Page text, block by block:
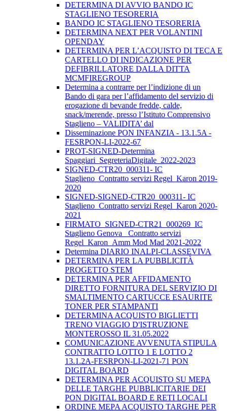
DETERMINA DI AVVIO BANDO IC
STAGLIENO TESORERIA
BANDO IC STAGLIENO TESORERIA
DETERMINA NEXT PER VOLANTINI
OPENDAY
DETERMINA PER L’ACQUISTO DI TECA E
CARTELLO DI INDICAZIONE PER
DEFIBRILLATORE DALLA DITTA
MCMFIREGROUP
Determina a contrarre per l’indizione di un
Bando di gara per l’affidamento del servizio di
erogazione di bevande fredde, calde,
snack/merende, presso l’Istituto Comprensivo
Staglieno – VALIDITA’ dal
Disseminazione PON INFANZIA - 13.1.5A -
FESRPON-LI-2022-67
PROT-SIGNED-Determina
Spaggiari_SegreteriaDigitale_2022-2023
SIGNED-CTR20_000311- IC
Staglieno_Contratto servizi Regel_Karon 2019-
2020
SIGNED-SIGNED-CTR20_000311- IC
Staglieno_Contratto servizi Regel_Karon 2020-
2021
FIRMATO_SIGNED-CTR21_000269_IC
Staglieno Genova_ Contratto servizi
Regel_Karon_Amm Mod Mad 2021-2022
Determina DIARIO INALPI-CLASSEVIVA
DETERMINA PER LA PUBBLICITÀ
PROGETTO STEM
DETERMINA PER AFFIDAMENTO
DIRETTO FORNITURA DEL SERVIZIO DI
SMALTIMENTO CARTUCCE ESAURITE
TONER PER STAMPANTI
DETERMINA ACQUISTO BIGLIETTI
TRENO VIAGGIO D'ISTRUZIONE
MONTEROSSO IL 31.05.2022
COMUNICAZIONE AVVENUTA STIPULA
CONTRATTO LOTTO 1 E LOTTO 2
13.1.2A-FESRPON-LI-2021-71 PON
DIGITAL BOARD
DETERMINA PER ACQUISTO SU MEPA
DELLE TARGHE PUBBLICITARIE DEI
PON DIGITAL BOARD E RETI LOCALI
ORDINE MEPA ACQUISTO TARGHE PER